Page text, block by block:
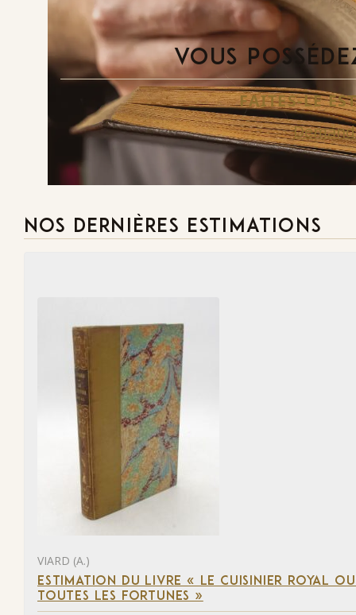
VOUS
FAITES-LE
NOS DERNIÈRES ESTIMATIONS
VIARD (A.)
ESTIMATION DU LIVRE « LE CUISINIER ROYAL
TOUTES LES FORTUNES »